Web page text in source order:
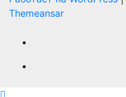
Themeansar